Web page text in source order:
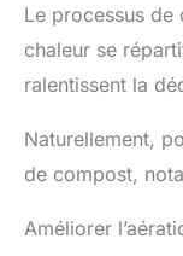
Le processus de
chaleur se
ralentissent la
Naturellement,
de compost,
Améliorer